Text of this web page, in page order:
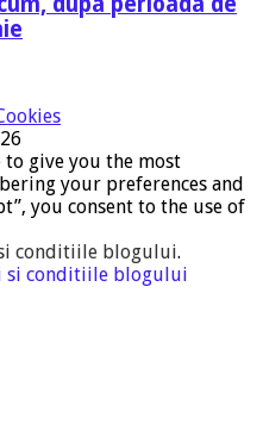
to give you the most
your preferences and
you consent to the use of
conditiile blogului.
si conditiile blogului